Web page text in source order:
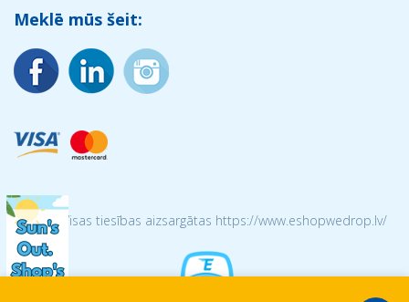
Meklē mūs šeit:
© 2026 Visas tiesības aizsargātas https://www.eshopwedrop.lv/